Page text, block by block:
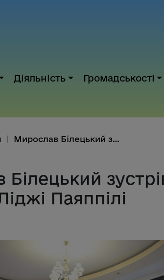
Діяльність Громадськості
Мирослав Білецький зустрівся і...
Паяппілі